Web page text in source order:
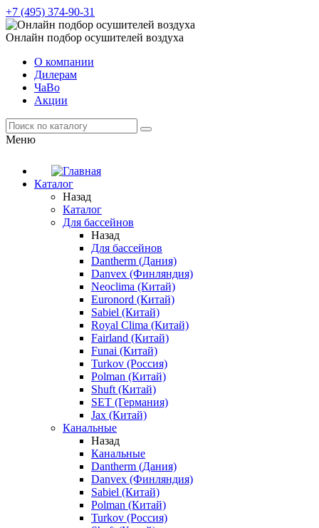
+7 (495) 374-90-31
Онлайн подбор осушителей воздуха
О компании
Дилерам
ЧаВо
Акции
Меню
Каталог
Назад
Каталог
Для бассейнов
Назад
Для бассейнов
Dantherm (Дания)
Danvex (Финляндия)
Neoclima (Китай)
Euronord (Китай)
Sabiel (Китай)
Royal Clima (Китай)
Fairland (Китай)
Funai (Китай)
Turkov (Россия)
Polman (Китай)
Shuft (Китай)
SET (Германия)
Jax (Китай)
Канальные
Назад
Канальные
Dantherm (Дания)
Danvex (Финляндия)
Sabiel (Китай)
Polman (Китай)
Turkov (Россия)